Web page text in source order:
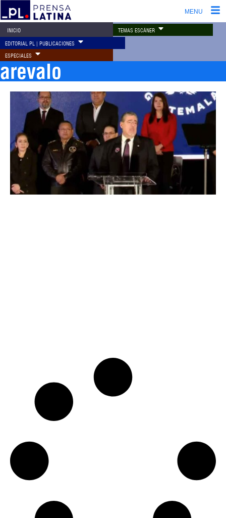
MENU
INICIO TEMAS ESCÁNER
EDITORIAL PL | PUBLICACIONES
ESPECIALES
arevalo